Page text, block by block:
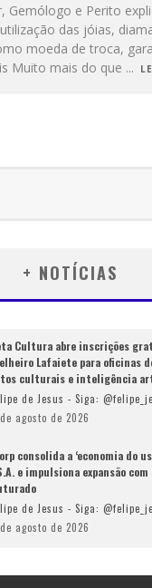
Gemólogo e Perito
das jóias,
moeda de troca,
Muito mais do que ...
+ NOTÍCIAS
Cultura abre inscrições
Lafaiete para oficinas
culturais e inteligência
de Jesus - Siga:
agosto de 2026
consolida a ‘economia do
e impulsiona expansão
de Jesus - Siga:
agosto de 2026